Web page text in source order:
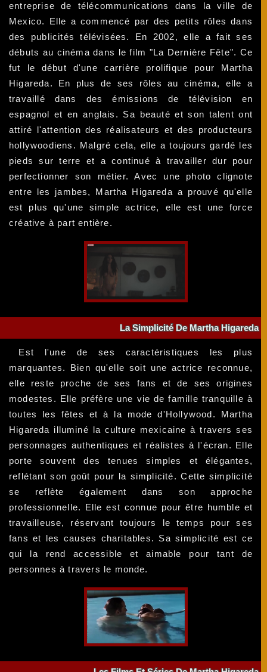
entreprise de télécommunications dans la ville de
Mexico. Elle a commencé par des petits rôles dans
des publicités télévisées. En 2002, elle a fait ses
débuts au cinéma dans le film "La Dernière Fête". Ce
fut le début d'une carrière prolifique pour Martha
Higareda. En plus de ses rôles au cinéma, elle a
travaillé dans des émissions de télévision en
espagnol et en anglais. Sa beauté et son talent ont
attiré l'attention des réalisateurs et des producteurs
hollywoodiens. Malgré cela, elle a toujours gardé les
pieds sur terre et a continué à travailler dur pour
perfectionner son métier. Avec une photo clignote
entre les jambes, Martha Higareda a prouvé qu'elle
est plus qu'une simple actrice, elle est une force
créative à part entière.
La Simplicité De Martha Higareda
Est l'une de ses caractéristiques les plus
marquantes. Bien qu'elle soit une actrice reconnue,
elle reste proche de ses fans et de ses origines
modestes. Elle préfère une vie de famille tranquille à
toutes les fêtes et à la mode d'Hollywood. Martha
Higareda illuminé la culture mexicaine à travers ses
personnages authentiques et réalistes à l'écran. Elle
porte souvent des tenues simples et élégantes,
reflétant son goût pour la simplicité. Cette simplicité
se reflète également dans son approche
professionnelle. Elle est connue pour être humble et
travailleuse, réservant toujours le temps pour ses
fans et les causes charitables. Sa simplicité est ce
qui la rend accessible et aimable pour tant de
personnes à travers le monde.